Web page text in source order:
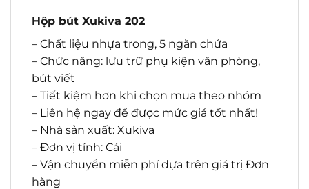
Hộp bút Xukiva 202
– Chất liệu nhựa trong, 5 ngăn chứa
– Chức năng: lưu trữ phụ kiện văn phòng,
bút viết
– Tiết kiệm hơn khi chọn mua theo nhóm
– Liên hệ ngay để được mức giá tốt nhất!
– Nhà sản xuất: Xukiva
– Đơn vị tính: Cái
– Vận chuyển miễn phí dựa trên giá trị Đơn
hàng